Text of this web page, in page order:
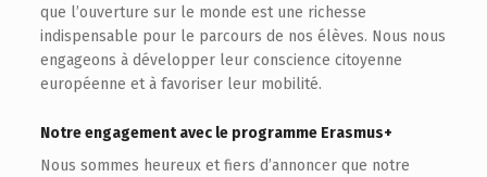
que l’ouverture sur le monde est une richesse
indispensable pour le parcours de nos élèves. Nous nous
engageons à développer leur conscience citoyenne
européenne et à favoriser leur mobilité.
Notre engagement avec le programmeErasmus+
Nous sommes heureux et fiers d’annoncer que notre